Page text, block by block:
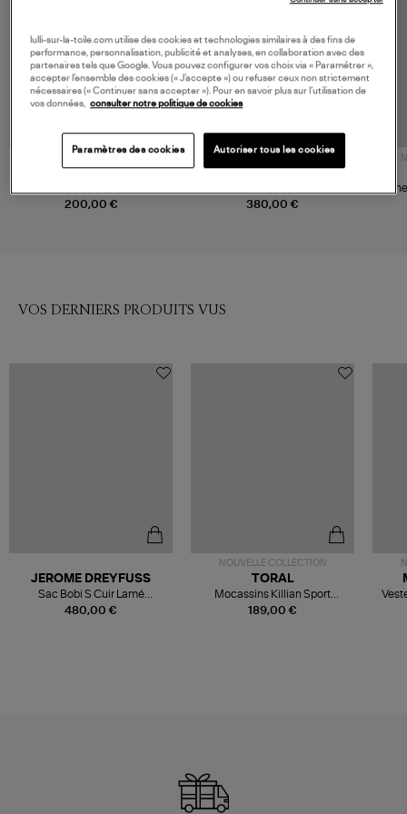
200,00 €
380,00 €
Cœur Denim Gris Vintage
VOS DERNIERS PRODUITS VUS
480,00 €
JEROME DREYFUSS
Sac Bobi S Cuir Lamé
Champagne
NOUVELLE COLLECTION
189,00 €
TORAL
Mocassins Killian Sport
Mousse
lulli-sur-la-toile.com utilise des cookies et technologies similaires à des fins de
performance, personnalisation, publicité et analyses, en collaboration avec des
partenaires tels que Google. Vous pouvez configurer vos choix via « Paramétrer »,
accepter l’ensemble des cookies (« J’accepte ») ou refuser ceux non strictement
nécessaires (« Continuer sans accepter »). Pour en savoir plus sur l’utilisation de
vos données, consulter notre politique de cookies
Paramètres des cookies Autoriser tous les cookies